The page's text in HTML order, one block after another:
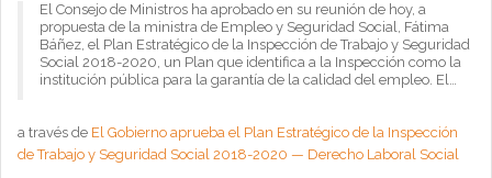
El Consejo de Ministros ha aprobado en su reunión de hoy, a
propuesta de la ministra de Empleo y Seguridad Social, Fátima
Báñez, el Plan Estratégico de la Inspección de Trabajo y Seguridad
Social 2018-2020, un Plan que identifica a la Inspección como la
institución pública para la garantía de la calidad del empleo. El…
a través de El Gobierno aprueba el Plan Estratégico de la Inspección
de Trabajo y Seguridad Social 2018-2020 — Derecho Laboral Social